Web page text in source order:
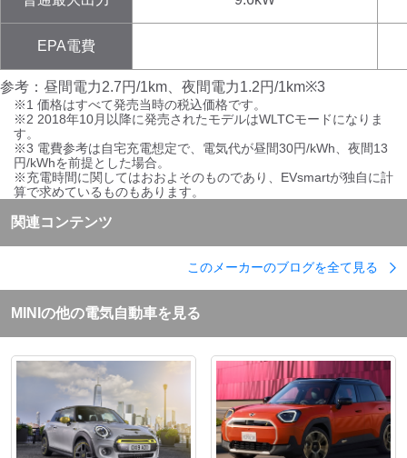
EPA電費
参考：昼間電力2.7円/1km、夜間電力1.2円/1km※3
※1 価格はすべて発売当時の税込価格です。
※2 2018年10月以降に発売されたモデルはWLTCモードになりま
す。
※3 電費参考は自宅充電想定で、電気代が昼間30円/kWh、夜間13
円/kWhを前提とした場合。
※充電時間に関してはおおよそのものであり、EVsmartが独自に計
算で求めているものもあります。
関連コンテンツ
このメーカーのブログを全て見る
MINI の他の電気自動車を見る